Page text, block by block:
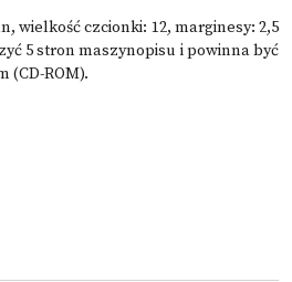
wielkość czcionki: 12, marginesy: 2,5
5 stron maszynopisu i powinna być
(CD-ROM).